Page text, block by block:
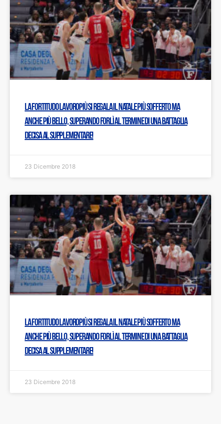
La Fortitudo Lavoropiù si regala il Natale più sofferto ma
anche più bello, superando Forlì al termine di una battaglia
decisa al supplementare!
23 Dicembre 2018
La Fortitudo Lavoropiù si regala il Natale più sofferto ma
anche più bello, superando Forlì al termine di una battaglia
decisa al supplementare!
23 Dicembre 2018